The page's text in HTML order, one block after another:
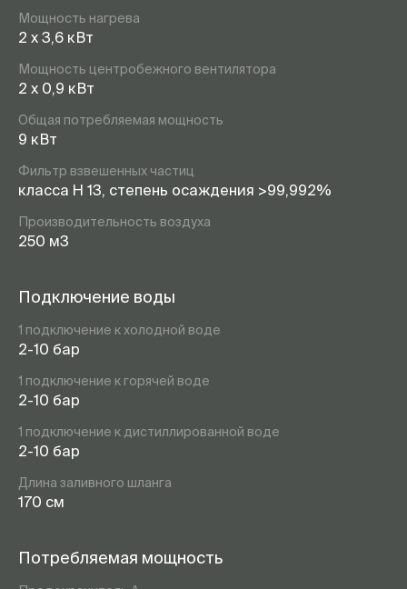
Мощность нагрева
2 x 3,6 кВт
Мощность центробежного вентилятора
2 x 0,9 кВт
Общая потребляемая мощность
9 кВт
Фильтр взвешенных частиц
класса H 13, степень осаждения >99,992%
Производительность воздуха
250 м3
Подключение воды
1 подключение к холодной воде
2-10 бар
1 подключение к горячей воде
2-10 бар
1 подключение к дистиллированной воде
2-10 бар
Длина заливного шланга
170 см
Потребляемая мощность